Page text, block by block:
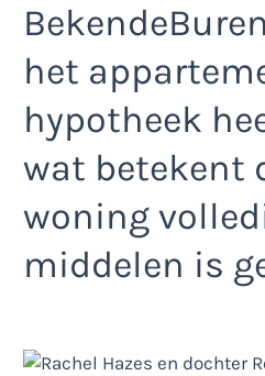
het
hypotheek
wat betekent
woning
middelen is